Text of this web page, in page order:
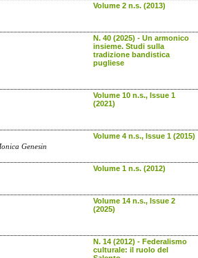
Volume 2 n.s. (2013)
N. 40 (2025) - Un armonico
insieme. Studi sulla
tradizione bandistica
pugliese
Volume 10 n.s., Issue 1
(2021)
Volume 4 n.s., Issue 1 (2015)
Genesin
Volume 1 n.s. (2012)
Volume 14 n.s., Issue 2
(2025)
N. 14 (2012) - Federalismo
culturale: il ruolo del